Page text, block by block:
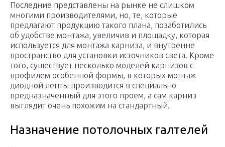
Последние представлены на рынке не слишком
многими производителями, но, те, которые
предлагают продукцию такого плана, позаботились
об удобстве монтажа, увеличив и площадку, которая
используется для монтажа карниза, и внутренне
пространство для установки источников света. Кроме
того, существует несколько моделей карнизов с
профилем особенной формы, в которых монтаж
диодной ленты производится в специально
предназначенный для этого проем, а сам карниз
выглядит очень похожим на стандартный.
Назначение потолочных галтелей